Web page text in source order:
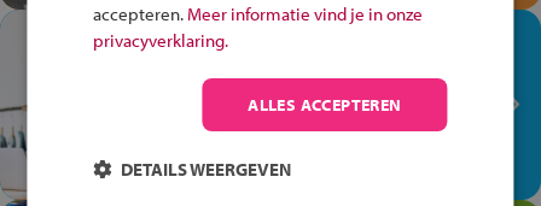
In de winkel ben je op je
plek!
Ontdek via het vmbo jouw talent
op de winkelvloer, waar elke dag
anders is!
accepteren. Meer informatie vind je in onze
privacyverklaring.
ALLES ACCEPTEREN
DETAILS WEERGEVEN